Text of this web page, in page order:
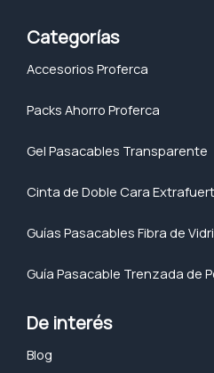
Categorías
Accesorios Proferca
Packs Ahorro Proferca
Gel Pasacables Transparente
Cinta de Doble Cara
Guías Pasacables Fibra de
Guía Pasacable Trenzada de
De interés
Blog